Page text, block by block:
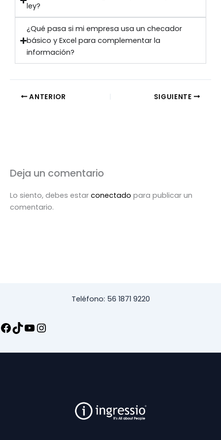
ley?
¿Qué pasa si mi empresa usa un checador
básico y Excel para complementar la
información?
ANTERIOR SIGUIENTE
Deja un comentario
Lo siento, debes estar conectado para publicar un
comentario.
Teléfono: 56 1871 9220